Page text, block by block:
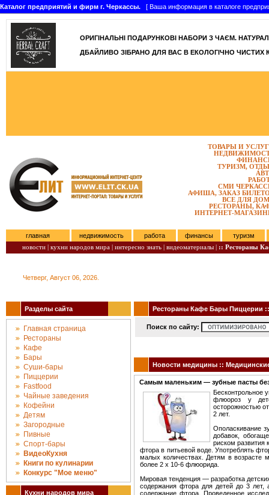
Каталог предприятий и фирм г. Черкассы. [ Ваша информация в каталоге
ОРИГІНАЛЬНІ ПОДАРУНКОВІ НАБОРИ З ЧАЄМ.
ДБАЙЛИВО ЗІБРАНО ДЛЯ ВАС В ЕКОЛОГІЧНО ЧИСТИХ
ТОВАРЫ И
ТУРИЗМ,
СМИ
АФИША, ЗАКАЗ
ВСЕ ДЛЯ
РЕСТОРАНЫ,
ИНТЕРНЕТ-
главная недвижимость работа финансы
туризм
новости | кухни народов мира | интересно знать | видеоматериалы | :: Рестораны
Четверг, Август 06, 2026.
Разделы сайта
Главная страница
Рестораны
Кафе
Бары
Суши-бары
Пиццерии
Fastfood
Чайные заведения
Кофейни
Детям
Загородные
Пивные
Спорт-бары
ВидеоКухня
Книги по кулинарии
Конкурc "Мое меню"
Кухни народов мира
Рестораны Кафе Бары Пиццерии ::
Поиск по сайту:
Новости медицины ::
Самым маленьким — зубные пасты
Бесконтрольное
флюороз у
осторожностью
2 лет.
Ополаскивание
добавок,
риском развития
фтора в питьевой воде. Употреблять
малых количествах. Детям в возрасте
более 2 х 10-6 флюорида.
Мировая тенденция — разработка
содержания фтора для детей до 3 лет,
содержание фтора. Проведенное